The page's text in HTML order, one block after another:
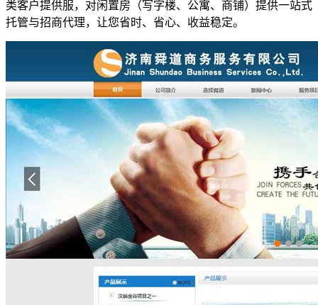
类客户提供服，对闲置房（写字楼、公寓、商铺）提供一站式
托管与招商代理，让您省时、省心、收益稳定。